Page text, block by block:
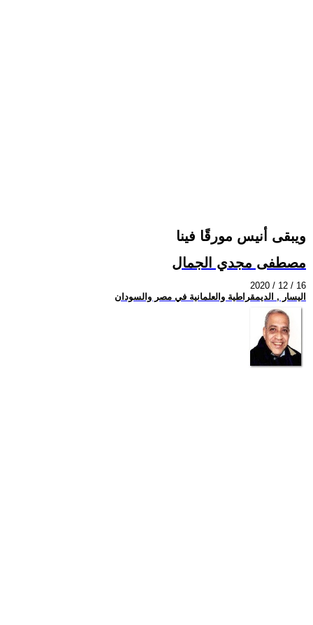
ويبقى أنيس مورقًا فينا
مصطفى مجدي الجمال
2020 / 12 / 16
اليسار , الديمقراطية والعلمانية في مصر والسودان